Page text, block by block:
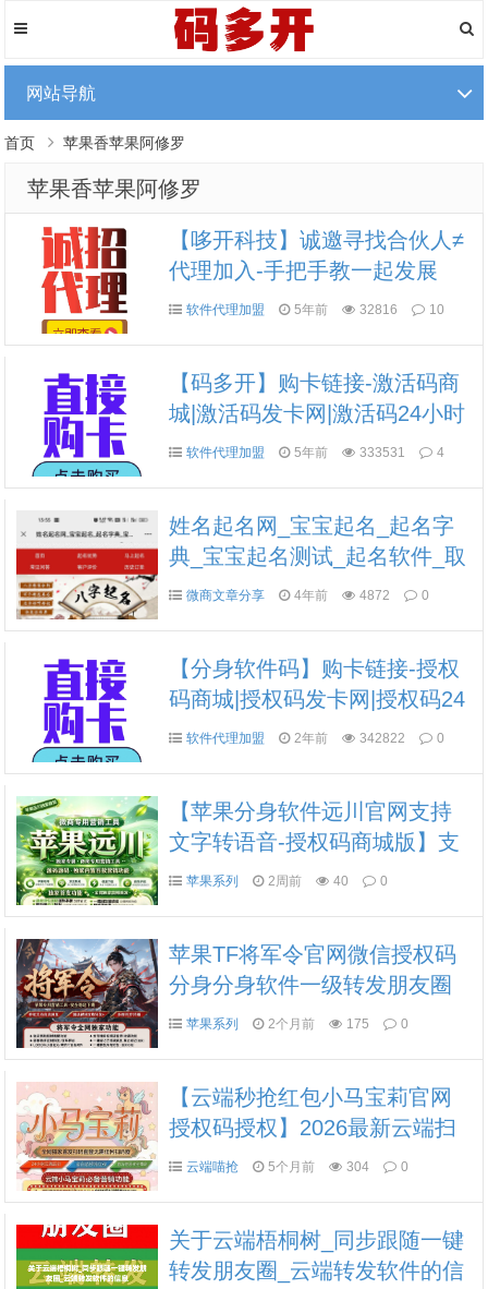
网站导航
首页 苹果香苹果阿修罗
苹果香苹果阿修罗
【哆开科技】诚邀寻找合伙人≠
代理加入-手把手教一起发展
软件代理加盟 5年前 32816 10
【码多开】购卡链接-激活码商
城|激活码发卡网|激活码24小时
自助发卡|点击进入
软件代理加盟 5年前 333531 4
姓名起名网_宝宝起名_起名字
典_宝宝起名测试_起名软件_取
名网_起名网
微商文章分享 4年前 4872 0
【分身软件码】购卡链接-授权
码商城|授权码发卡网|授权码24
小时自助发卡|点击进入
软件代理加盟 2年前 342822 0
【苹果分身软件远川官网支持
文字转语音-授权码商城版】支
持群内加好友
苹果系列 2周前 40 0
苹果TF将军令官网微信授权码
分身分身软件一级转发朋友圈
点赞抢红包
苹果系列 2个月前 175 0
【云端秒抢红包小马宝莉官网
授权码授权】2026最新云端扫
码登录黑屏关机断网断电照抢
云端喵抢 5个月前 304 0
关于云端梧桐树_同步跟随一键
转发朋友圈_云端转发软件的信